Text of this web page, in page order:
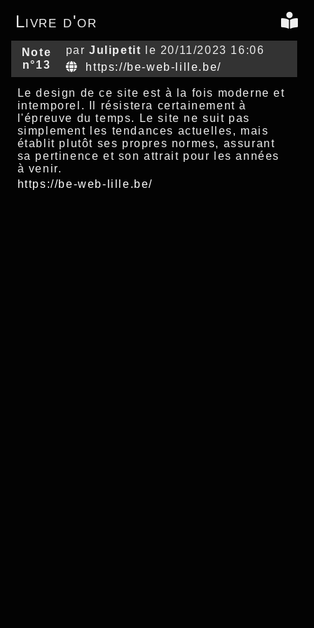
Livre d'or
Note
n°13
par Julipetit le 20/11/2023 16:06
https://be-web-lille.be/
Le design de ce site est à la fois moderne et
intemporel. Il résistera certainement à
l'épreuve du temps. Le site ne suit pas
simplement les tendances actuelles, mais
établit plutôt ses propres normes, assurant
sa pertinence et son attrait pour les années
à venir.
https://be-web-lille.be/